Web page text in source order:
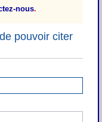
nous.
pouvoir citer